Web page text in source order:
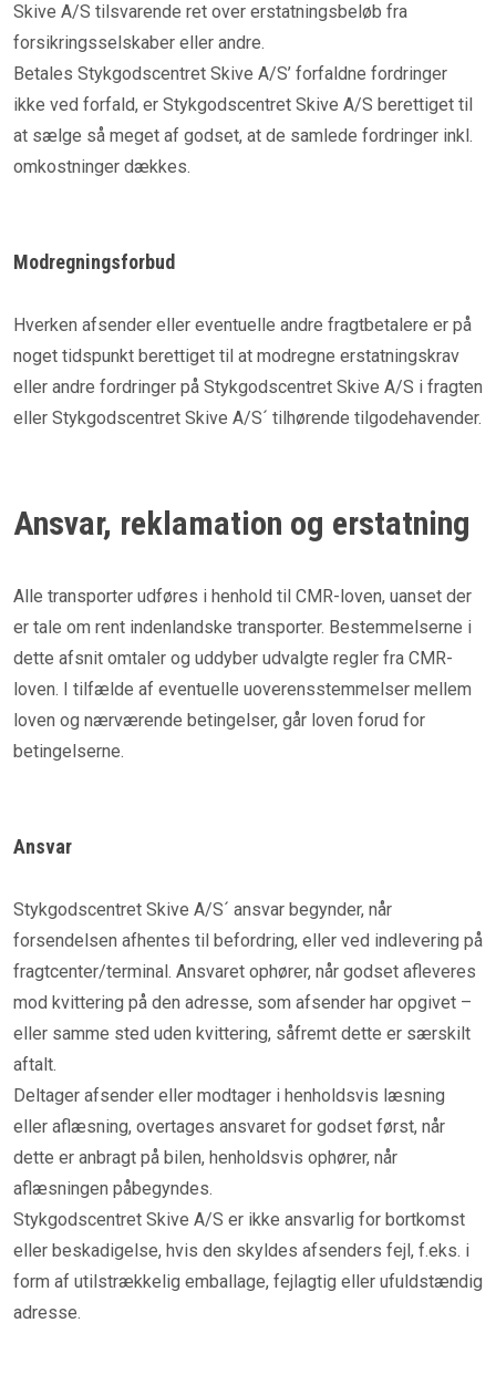
Skive A/S tilsvarende ret over erstatningsbeløb fra
forsikringsselskaber eller andre.
Betales Stykgodscentret Skive A/S’ forfaldne fordringer
ikke ved forfald, er Stykgodscentret Skive A/S berettiget til
at sælge så meget af godset, at de samlede fordringer inkl.
omkostninger dækkes.
Modregningsforbud
Hverken afsender eller eventuelle andre fragtbetalere er på
noget tidspunkt berettiget til at modregne erstatningskrav
eller andre fordringer på Stykgodscentret Skive A/S i fragten
eller Stykgodscentret Skive A/S´ tilhørende tilgodehavender.
Ansvar, reklamation og erstatning
Alle transporter udføres i henhold til CMR-loven, uanset der
er tale om rent indenlandske transporter. Bestemmelserne i
dette afsnit omtaler og uddyber udvalgte regler fra CMR-
loven. I tilfælde af eventuelle uoverensstemmelser mellem
loven og nærværende betingelser, går loven forud for
betingelserne.
Ansvar
Stykgodscentret Skive A/S´ ansvar begynder, når
forsendelsen afhentes til befordring, eller ved indlevering på
fragtcenter/terminal. Ansvaret ophører, når godset afleveres
mod kvittering på den adresse, som afsender har opgivet –
eller samme sted uden kvittering, såfremt dette er særskilt
aftalt.
Deltager afsender eller modtager i henholdsvis læsning
eller aflæsning, overtages ansvaret for godset først, når
dette er anbragt på bilen, henholdsvis ophører, når
aflæsningen påbegyndes.
Stykgodscentret Skive A/S er ikke ansvarlig for bortkomst
eller beskadigelse, hvis den skyldes afsenders fejl, f.eks. i
form af utilstrækkelig emballage, fejlagtig eller ufuldstændig
adresse.